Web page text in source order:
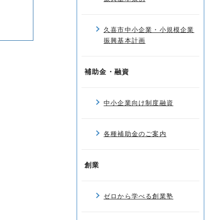
久喜市中小企業・小規模企業
振興基本計画
補助金・融資
中小企業向け制度融資
各種補助金のご案内
創業
ゼロから学べる創業塾